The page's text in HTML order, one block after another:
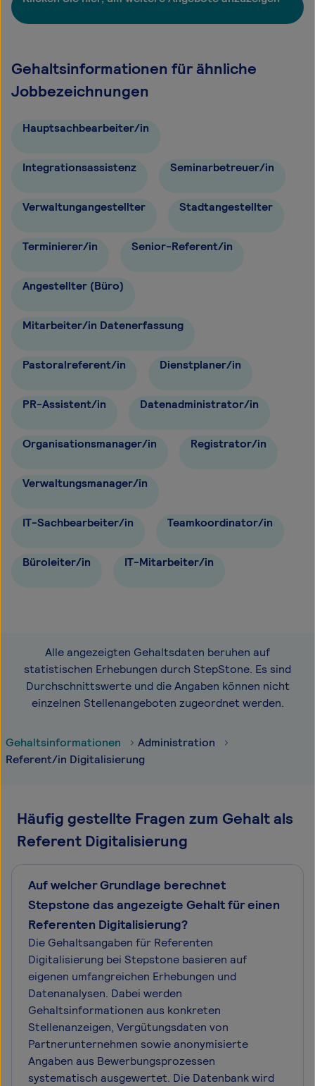
Gehaltsinformationen für ähnliche
Jobbezeichnungen
Hauptsachbearbeiter/in
Integrationsassistenz Seminarbetreuer/in
Verwaltungangestellter Stadtangestellter
Terminierer/in Senior-Referent/in
Angestellter (Büro)
Mitarbeiter/in Datenerfassung
Pastoralreferent/in Dienstplaner/in
PR-Assistent/in Datenadministrator/in
Organisationsmanager/in Registrator/in
Verwaltungsmanager/in
IT-Sachbearbeiter/in Teamkoordinator/in
Büroleiter/in IT-Mitarbeiter/in
Alle angezeigten Gehaltsdaten beruhen auf
statistischen Erhebungen durch StepStone. Es sind
Durchschnittswerte und die Angaben können nicht
einzelnen Stellenangeboten zugeordnet werden.
Gehaltsinformationen
Administration
Referent/in Digitalisierung
Häufig gestellte Fragen zum Gehalt als
Referent Digitalisierung
Auf welcher Grundlage berechnet
Stepstone das angezeigte Gehalt für einen
Referenten Digitalisierung?
Die Gehaltsangaben für Referenten
Digitalisierung bei Stepstone basieren auf
eigenen umfangreichen Erhebungen und
Datenanalysen. Dabei werden
Gehaltsinformationen aus konkreten
Stellenanzeigen, Vergütungsdaten von
Partnerunternehmen sowie anonymisierte
Angaben aus Bewerbungsprozessen
systematisch ausgewertet. Die Datenbank wird